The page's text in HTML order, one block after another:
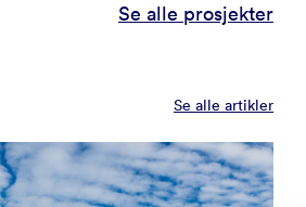
Se alle prosjekter
Se alle artikler